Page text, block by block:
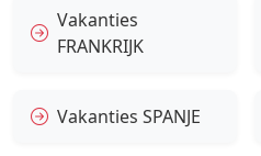
Vakanties
FRANKRIJK
Vakanties SPANJE